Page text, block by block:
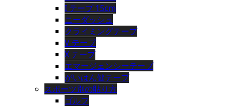
I テープ 15cm
ニーダッシュ
クライミングテープ
V テープ
X テープ
エマージェンシーテープ
がいはん健テープ
スポーツ別の貼り方
ゴルフ